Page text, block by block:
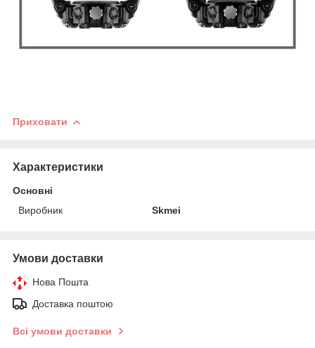
Приховати
Характеристики
Основні
Виробник
Skmei
Умови доставки
Нова Пошта
Доставка поштою
Всі умови доставки